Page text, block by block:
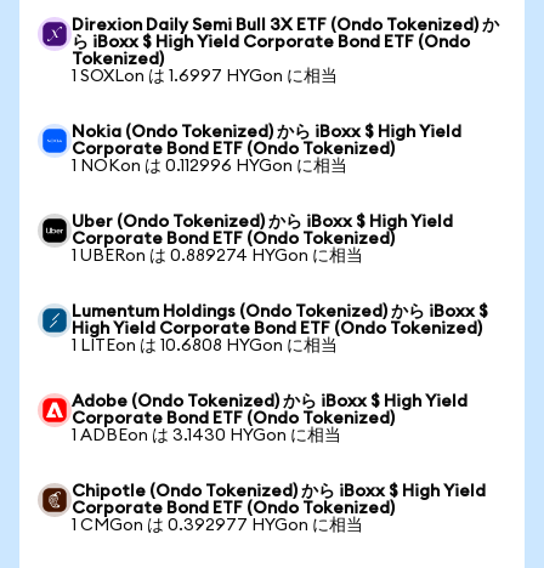
Direxion Daily Semi Bull 3X ETF (Ondo Tokenized) か
ら iBoxx $ High Yield Corporate Bond ETF (Ondo
Tokenized)
1 SOXLon は 1.6997 HYGon に相当
Nokia (Ondo Tokenized) から iBoxx $ High Yield
Corporate Bond ETF (Ondo Tokenized)
1 NOKon は 0.112996 HYGon に相当
Uber (Ondo Tokenized) から iBoxx $ High Yield
Corporate Bond ETF (Ondo Tokenized)
1 UBERon は 0.889274 HYGon に相当
Lumentum Holdings (Ondo Tokenized) から iBoxx $
High Yield Corporate Bond ETF (Ondo Tokenized)
1 LITEon は 10.6808 HYGon に相当
Adobe (Ondo Tokenized) から iBoxx $ High Yield
Corporate Bond ETF (Ondo Tokenized)
1 ADBEon は 3.1430 HYGon に相当
Chipotle (Ondo Tokenized) から iBoxx $ High Yield
Corporate Bond ETF (Ondo Tokenized)
1 CMGon は 0.392977 HYGon に相当